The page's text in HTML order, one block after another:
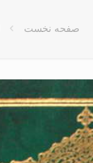
صفحه نخست